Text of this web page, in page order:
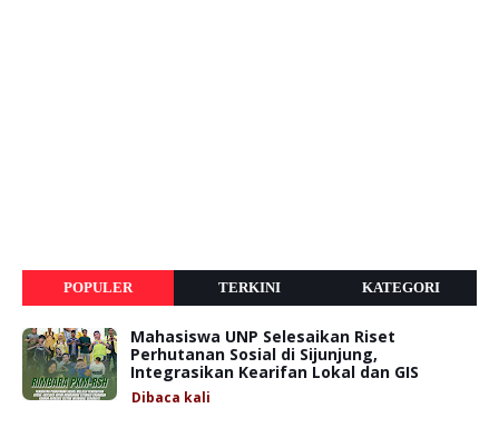
POPULER TERKINI KATEGORI
Mahasiswa UNP Selesaikan Riset
Perhutanan Sosial di Sijunjung,
Integrasikan Kearifan Lokal dan GIS
Dibaca kali